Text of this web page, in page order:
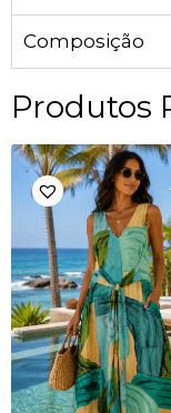
Composição
Produtos